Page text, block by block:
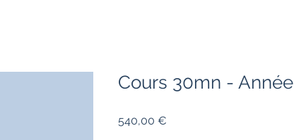
Cours 30mn - Année
540,00 €